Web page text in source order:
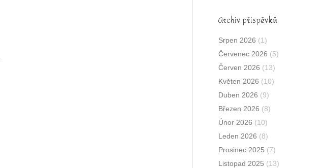
Archív příspěvků
Srpen 2026 (1)
Červenec 2026 (5)
Červen 2026 (13)
Květen 2026 (10)
Duben 2026 (9)
Březen 2026 (8)
Únor 2026 (10)
Leden 2026 (8)
Prosinec 2025 (7)
Listopad 2025 (13)